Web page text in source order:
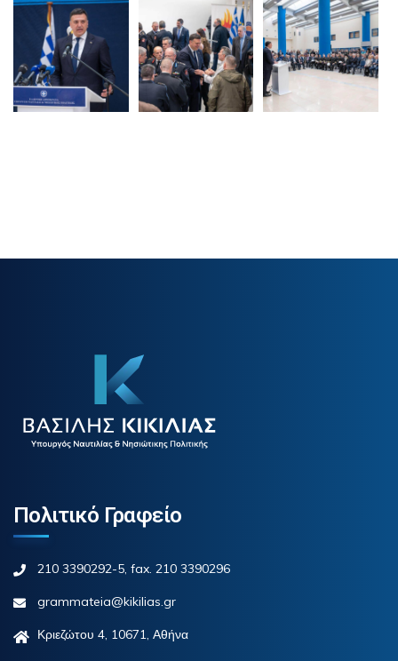
Πολιτικό Γραφείο
210 3390292-5, fax. 210 3390296
grammateia@kikilias.gr
Κριεζώτου 4, 10671, Αθήνα